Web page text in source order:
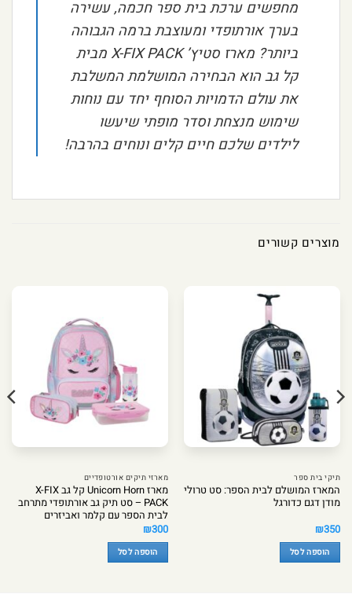
מחפשים ערכת בית ספר חכמה, עשירה
בערך אורתופדי ומעוצבת ברמה הגבוהה
ביותר? מארז סטיץ’ X-FIX PACK מבית
קל גב הוא הבחירה המושלמת המשלבת
את עולם הדמויות הסוחף יחד עם נוחות
שימוש מנצחת וסדר מופתי שיעשו
לילדים שלכם חיים קלים ונוחים בהרבה!
מוצרים קשורים
תיקי בית ספר
המארז המושלם לבית הספר: סט טרולי
מודן דגם כדורגל
₪350
הוספה לסל
מארזי תיקים אורטופדיים
מארז Unicorn Horn קל גב X-FIX
PACK – סט תיק גב אורתופדי מתרחב
לבית הספר עם קלמר ואביזרים
₪300
הוספה לסל